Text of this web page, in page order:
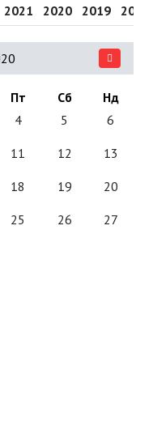
2021 2020 2019 2018
Пт Сб
Нд
4 5 6
11 12 13
18 19 20
25 26 27